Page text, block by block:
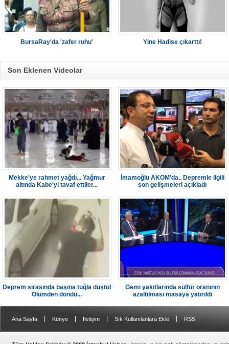
BursaRay'da 'zafer ruhu' Yine Hadise çıkarttı!
Son Eklenen Videolar
Mekke'ye rahmet yağdı... Yağmur
altında Kabe'yi tavaf ettiler...
İmamoğlu AKOM'da.. Depremle ilgili
son gelişmeleri açıkladı
Deprem sırasında başına tuğla düştü!
Ölümden döndü...
Gemi yakıtlarında sülfür oranının
azaltılması masaya yatırıldı
Ana Sayfa Künye İletişim Sık Kullanılanlara Ekle RSS